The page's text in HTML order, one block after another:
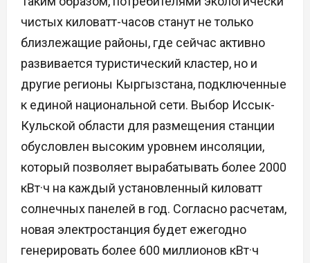
чистых киловатт-часов станут не только
близлежащие районы, где сейчас активно
развивается туристический кластер, но и
другие регионы Кыргызстана, подключенные
к единой национальной сети. Выбор Иссык-
Кульской области для размещения станции
обусловлен высоким уровнем инсоляции,
который позволяет вырабатывать более 2000
кВт·ч на каждый установленный киловатт
солнечных панелей в год. Согласно расчетам,
новая электростанция будет ежегодно
генерировать более 600 миллионов кВт·ч